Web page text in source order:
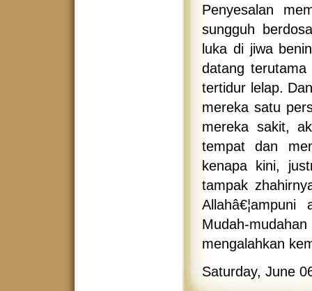
Penyesalan
sungguh
luka di jiwa
datang
tertidur lelap.
mereka satu
mereka sakit,
tempat dan
kenapa kini,
tampak
Mudah-
mengalahkan
Saturday, June